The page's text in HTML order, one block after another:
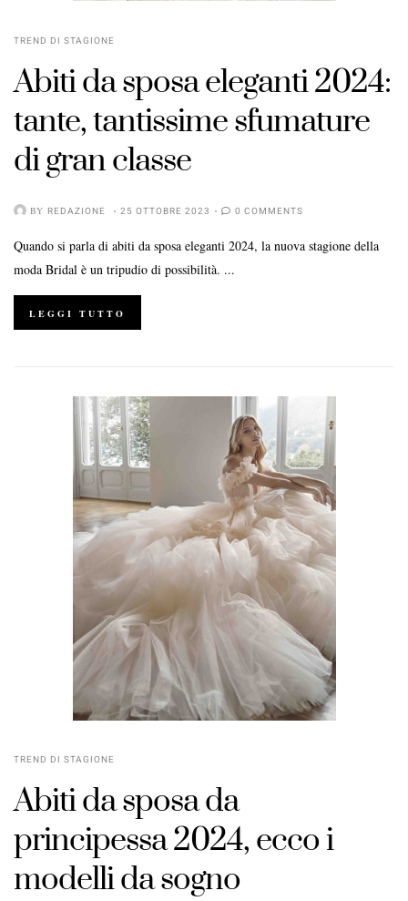
TREND DI STAGIONE
Abiti da sposa eleganti 2024:
tante, tantissime sfumature
di gran classe
BY REDAZIONE 25 OTTOBRE 2023 0 COMMENTS
Quando si parla di abiti da sposa eleganti 2024, la nuova stagione della
moda Bridal è un tripudio di possibilità. ...
LEGGI TUTTO
TREND DI STAGIONE
Abiti da sposa da
principessa 2024, ecco i
modelli da sogno